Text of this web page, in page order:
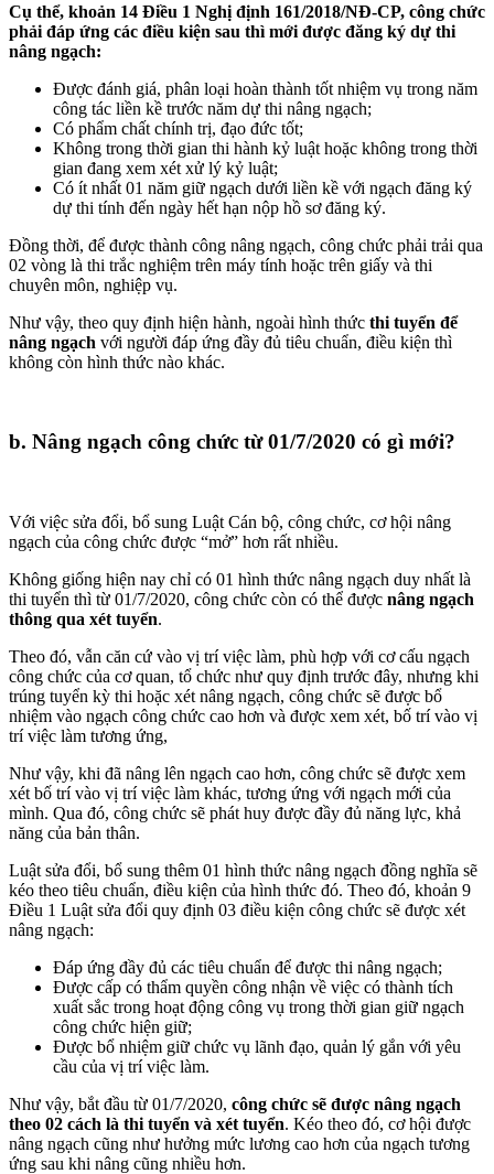
Cụ thể, khoản 14 Điều 1 Nghị định 161/2018/NĐ-CP, công chức
phải đáp ứng các điều kiện sau thì mới được đăng ký dự thi
nâng ngạch:
Được đánh giá, phân loại hoàn thành tốt nhiệm vụ trong năm
công tác liền kề trước năm dự thi nâng ngạch;
Có phẩm chất chính trị, đạo đức tốt;
Không trong thời gian thi hành kỷ luật hoặc không trong thời
gian đang xem xét xử lý kỷ luật;
Có ít nhất 01 năm giữ ngạch dưới liền kề với ngạch đăng ký
dự thi tính đến ngày hết hạn nộp hồ sơ đăng ký.
Đồng thời, để được thành công nâng ngạch, công chức phải trải qua
02 vòng là thi trắc nghiệm trên máy tính hoặc trên giấy và thi
chuyên môn, nghiệp vụ.
Như vậy, theo quy định hiện hành, ngoài hình thức thi tuyển để
nâng ngạch với người đáp ứng đầy đủ tiêu chuẩn, điều kiện thì
không còn hình thức nào khác.
b. Nâng ngạch công chức từ 01/7/2020 có gì mới?
Với việc sửa đổi, bổ sung Luật Cán bộ, công chức, cơ hội nâng
ngạch của công chức được “mở” hơn rất nhiều.
Không giống hiện nay chỉ có 01 hình thức nâng ngạch duy nhất là
thi tuyển thì từ 01/7/2020, công chức còn có thể được nâng ngạch
thông qua xét tuyển.
Theo đó, vẫn căn cứ vào vị trí việc làm, phù hợp với cơ cấu ngạch
công chức của cơ quan, tổ chức như quy định trước đây, nhưng khi
trúng tuyển kỳ thi hoặc xét nâng ngạch, công chức sẽ được bổ
nhiệm vào ngạch công chức cao hơn và được xem xét, bố trí vào vị
trí việc làm tương ứng,
Như vậy, khi đã nâng lên ngạch cao hơn, công chức sẽ được xem
xét bố trí vào vị trí việc làm khác, tương ứng với ngạch mới của
mình. Qua đó, công chức sẽ phát huy được đầy đủ năng lực, khả
năng của bản thân.
Luật sửa đổi, bổ sung thêm 01 hình thức nâng ngạch đồng nghĩa sẽ
kéo theo tiêu chuẩn, điều kiện của hình thức đó. Theo đó, khoản 9
Điều 1 Luật sửa đổi quy định 03 điều kiện công chức sẽ được xét
nâng ngạch:
Đáp ứng đầy đủ các tiêu chuẩn để được thi nâng ngạch;
Được cấp có thẩm quyền công nhận về việc có thành tích
xuất sắc trong hoạt động công vụ trong thời gian giữ ngạch
công chức hiện giữ;
Được bổ nhiệm giữ chức vụ lãnh đạo, quản lý gắn với yêu
cầu của vị trí việc làm.
Như vậy, bắt đầu từ 01/7/2020, công chức sẽ được nâng ngạch
theo 02 cách là thi tuyển và xét tuyển. Kéo theo đó, cơ hội được
nâng ngạch cũng như hưởng mức lương cao hơn của ngạch tương
ứng sau khi nâng cũng nhiều hơn.